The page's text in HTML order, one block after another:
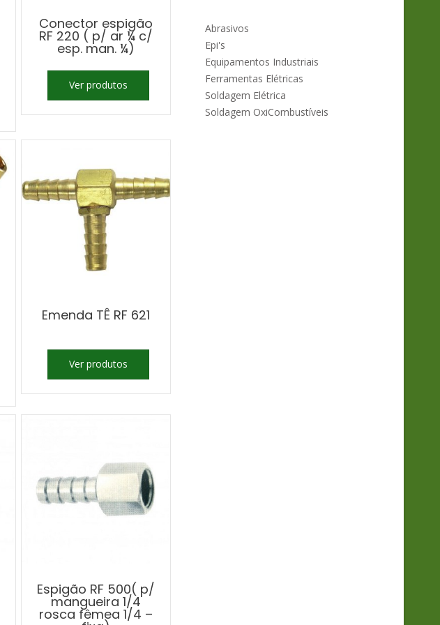
Conector espigão
RF 220 ( p/ ar ¼ c/
esp. man. ¼)
Ver produtos
Emenda TÊ RF 621
Ver produtos
Espigão RF 500( p/
mangueira 1/4
rosca fêmea 1/4 –
Abrasivos
Epi's
Equipamentos Industriais
Ferramentas Elétricas
Soldagem Elétrica
Soldagem OxiCombustíveis